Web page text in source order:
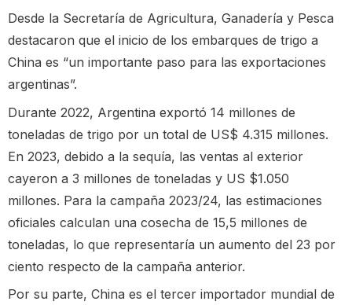
Desde la Secretaría de Agricultura, Ganadería y Pesca
destacaron que el inicio de los embarques de trigo a
China es “un importante paso para las exportaciones
argentinas”.
Durante 2022, Argentina exportó 14 millones de
toneladas de trigo por un total de US$ 4.315 millones.
En 2023, debido a la sequía, las ventas al exterior
cayeron a 3 millones de toneladas y US $1.050
millones. Para la campaña 2023/24, las estimaciones
oficiales calculan una cosecha de 15,5 millones de
toneladas, lo que representaría un aumento del 23 por
ciento respecto de la campaña anterior.
Por su parte, China es el tercer importador mundial de